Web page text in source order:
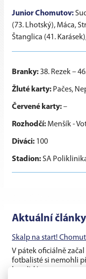
Junior Chomutov:
(73. Lhotský), Máca,
Štanglica (41.
Branky: 38. Rezek –
Žluté karty: Pačes,
Červené karty:–
Rozhodčí: Menšík -
Diváci: 100
Stadion: SA
Aktuální články
Skalp na start!
V pátek oficiálně
fotbalisté si nemohli